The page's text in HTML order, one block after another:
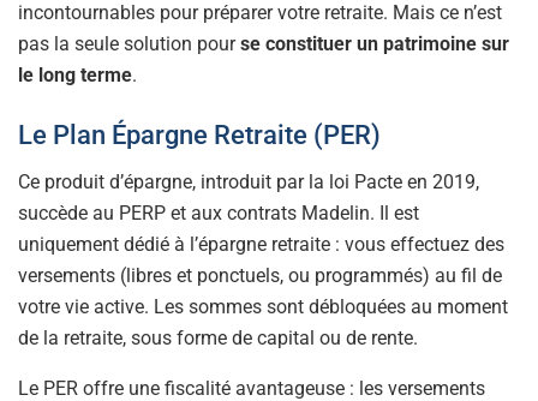
incontournables pour préparer votre retraite. Mais ce n’est
pas la seule solution pourse constituer un patrimoine sur
le long terme.
Le Plan Épargne Retraite (PER)
Ce produit d’épargne, introduit par la loi Pacte en 2019,
succède au PERP et aux contrats Madelin. Il est
uniquement dédié à l’épargne retraite : vous effectuez des
versements (libres et ponctuels, ou programmés) au fil de
votre vie active. Les sommes sont débloquées au moment
de la retraite, sous forme de capital ou de rente.
Le PER offre une fiscalité avantageuse : les versements